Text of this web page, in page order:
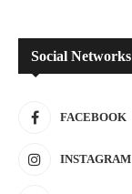
Social Networks
FACEBOOK
INSTAGRAM